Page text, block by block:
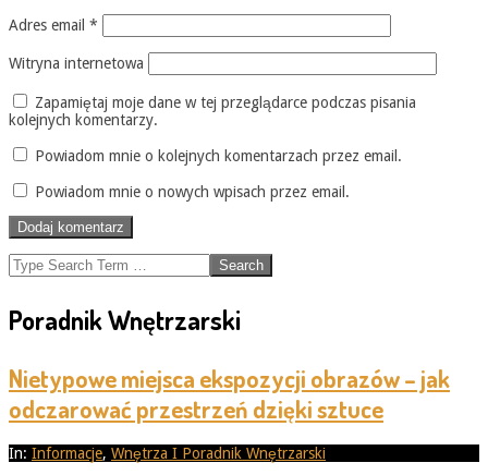
Adres email *
Witryna internetowa
Zapamiętaj moje dane w tej przeglądarce podczas pisania
kolejnych komentarzy.
Powiadom mnie o kolejnych komentarzach przez email.
Powiadom mnie o nowych wpisach przez email.
Search
Poradnik Wnętrzarski
Nietypowe miejsca ekspozycji obrazów – jak
odczarować przestrzeń dzięki sztuce
2026-
In: Informacje, Wnętrza I Poradnik Wnętrzarski